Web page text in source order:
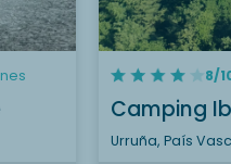
8/
Camping
Urruña, País